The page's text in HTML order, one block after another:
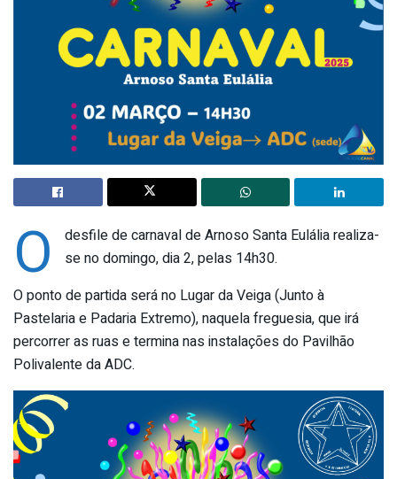
O
desfile de carnaval de Arnoso Santa Eulália realiza-
se no domingo, dia 2, pelas 14h30.
O ponto de partida será no Lugar da Veiga (Junto à
Pastelaria e Padaria Extremo), naquela freguesia, que irá
percorrer as ruas e termina nas instalações do Pavilhão
Polivalente da ADC.